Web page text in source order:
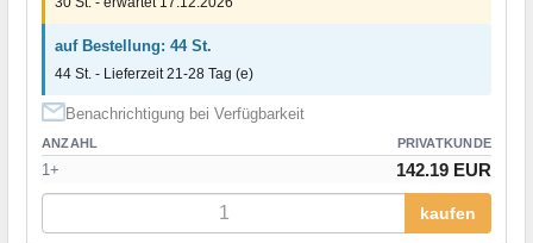
auf Bestellung: 44 St.
44 St. - Lieferzeit 21-28 Tag (e)
Benachrichtigung bei Verfügbarkeit
ANZAHL PRIVATKUNDE
1+ 142.19 EUR
kaufen